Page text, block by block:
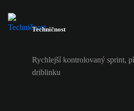
Techničnost
Rychlejší kontrolovaný sprint,
driblinku